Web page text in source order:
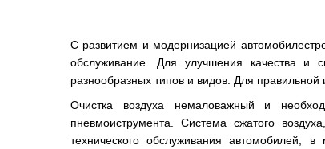
С развитием и модернизацией
обслуживание. Для улучшения качества и
разнообразных типов и видов. Для
Очистка воздуха немаловажный и
пневмоиструмента. Система сжатого
технического обслуживания автомобилей,